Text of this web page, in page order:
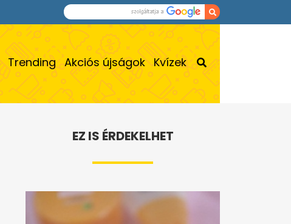
Trending Akciós újságok Kvízek
EZ IS ÉRDEKELHET